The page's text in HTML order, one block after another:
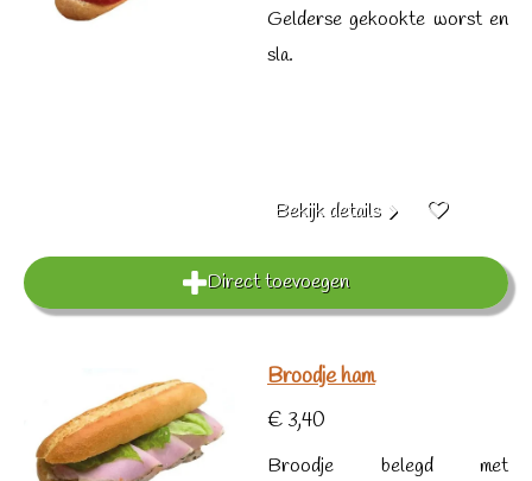
Gelderse gekookte worst en
sla.
Bekijk details
Direct toevoegen
Broodje ham
€ 3,40
Broodje belegd met